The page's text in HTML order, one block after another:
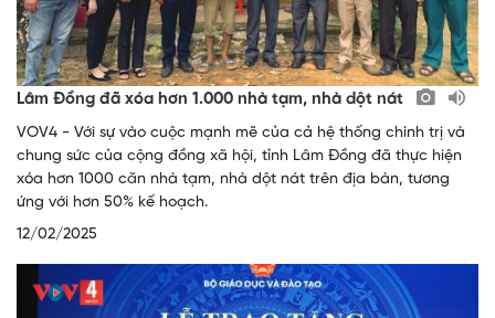
Lâm Đồng đã xóa hơn 1.000 nhà tạm, nhà dột nát
VOV4 - Với sự vào cuộc mạnh mẽ của cả hệ thống chính trị và
chung sức của cộng đồng xã hội, tỉnh Lâm Đồng đã thực hiện
xóa hơn 1000 căn nhà tạm, nhà dột nát trên địa bàn, tương
ứng với hơn 50% kế hoạch.
12/02/2025